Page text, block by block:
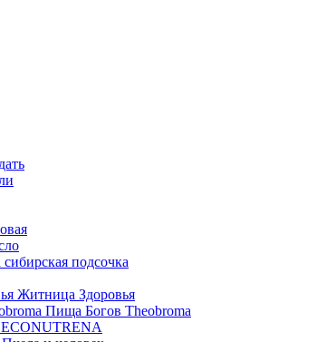
подсочка
Житница Здоровья
Пища Богов Theobroma
ECONUTRENA